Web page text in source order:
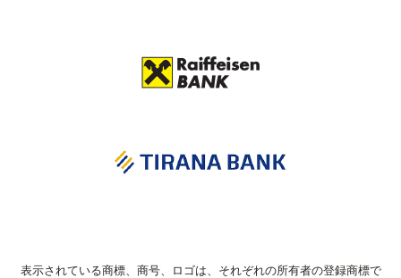
表示されている商標、商号、ロゴは、それぞれの所有者の登録商標で